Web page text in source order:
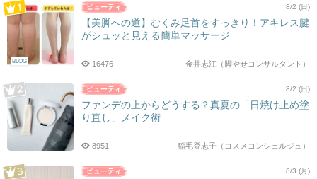
BLOG
8/2 (日)
【美脚への道】むくみ足首をすっきり！アキレス腱
がシュッと見える簡単マッサージ
金井志江（脚やせコンサルタント）
16476
8/2 (日)
ファンデの上からどうする？真夏の「日焼け止め塗
り直し」メイク術
稲毛登志子（コスメコンシェルジュ）
8951
8/3 (月)